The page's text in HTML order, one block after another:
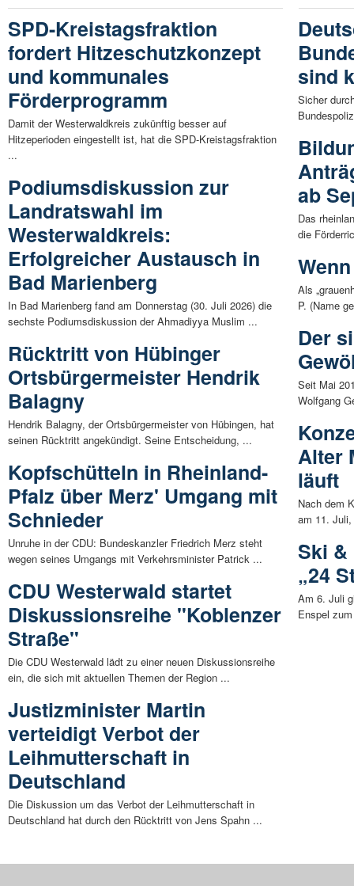
SPD-Kreistagsfraktion
fordert Hitzeschutzkonzept
und kommunales
Förderprogramm
Damit der Westerwaldkreis zukünftig besser auf
Hitzeperioden eingestellt ist, hat die SPD-Kreistagsfraktion
...
Podiumsdiskussion zur
Landratswahl im
Westerwaldkreis:
Erfolgreicher Austausch in
Bad Marienberg
In Bad Marienberg fand am Donnerstag (30. Juli 2026) die
sechste Podiumsdiskussion der Ahmadiyya Muslim ...
Rücktritt von Hübinger
Ortsbürgermeister Hendrik
Balagny
Hendrik Balagny, der Ortsbürgermeister von Hübingen, hat
seinen Rücktritt angekündigt. Seine Entscheidung, ...
Kopfschütteln in Rheinland-
Pfalz über Merz' Umgang mit
Schnieder
Unruhe in der CDU: Bundeskanzler Friedrich Merz steht
wegen seines Umgangs mit Verkehrsminister Patrick ...
CDU Westerwald startet
Diskussionsreihe "Koblenzer
Straße"
Die CDU Westerwald lädt zu einer neuen Diskussionsreihe
ein, die sich mit aktuellen Themen der Region ...
Justizminister Martin
verteidigt Verbot der
Leihmutterschaft in
Deutschland
Die Diskussion um das Verbot der Leihmutterschaft in
Deutschland hat durch den Rücktritt von Jens Spahn ...
sind
Sicher
ab
Das
die
Als
P. (Name
Der
Seit Mai
Wolfgang
Alter
läuft
Nach dem
am 11. Juli,
Ski &
„24
Am 6. Juli
Enspel